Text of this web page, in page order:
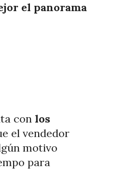
el panorama
con los
el vendedor
motivo
para